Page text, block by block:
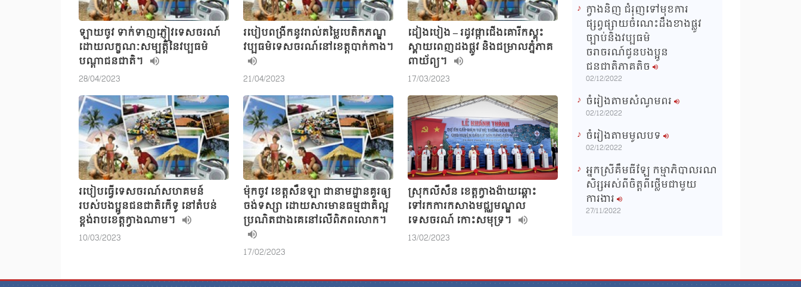
ឡាយចូវ ទាក់ទាញភ្ញៀវទេសចរណ៍
ដោយលក្ខណៈសម្បត្តិនៃវប្បធម៌
បណ្ដាជនជាតិ។
28/04/2023
របៀបពង្រីកនូវរាល់តម្លៃបេតិកភណ្ឌ
វប្បធម៌ទេសចរណ៍នៅខេត្តបាក់កាង។
21/04/2023
ដៀងបៀង – រដូវផ្កាជើងគោរីកស្គុះ
ស្គាយពេញដងផ្លូវ និងជម្រាលភ្នំភាគ
ពាយ័ព្យ។
17/03/2023
របៀបធ្វើទេសចរណ៍សហគមន៍
របស់បងប្អូនជនជាតិកើទូ នៅតំបន់
ខ្ពង់រាបខេត្តក្វាងណាម។
10/03/2023
ម៉ុកចូវ ខេត្តសឺនឡា ជានាមដ្ឋានគួរឲ្យ
ចង់ទស្សា ដោយសារមានធម្មជាតិល្អ
ប្រណិតជាងគេនៅលើពិភពលោក។
17/02/2023
ស្រុកលីសឺន ខេត្តក្វាងង៉ាយឆ្ពោះ
ទៅរកការកសាងមជ្ឈមណ្ឌល
ទេសចរណ៍ កោះសមុទ្រ។
13/02/2023
ក្វាងនិញ ជំរុញទៅមុខការ
ផ្សព្វផ្សាយចំណេះដឹងខាងផ្លូវ
ច្បាប់និងវប្បធម៌
ចរាចរណ៍ជូនបងប្អូន
ជនជាតិភាគតិច
02/12/2022
ចំរៀងតាមសំណូមពរ
02/12/2022
ចំរៀងតាមមូលបទ
02/12/2022
អ្នកស្រីគឹមធីឡែ កម្មាភិបាលរណ
សិរ្សអស់ពីចិត្តពីថ្លើមជាមួយ
ការងារ
27/11/2022